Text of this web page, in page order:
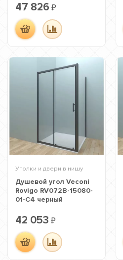
47 826 ₽
Уголки и двери в нишу
Душевой угол Veconi
Rovigo RV072B-15080-
01-C4 черный
42 053 ₽